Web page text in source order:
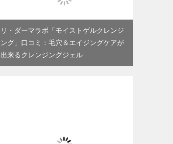
リ・ダーマラボ「モイストゲルクレンジ
ング」口コミ：毛穴＆エイジングケアが
出来るクレンジングジェル